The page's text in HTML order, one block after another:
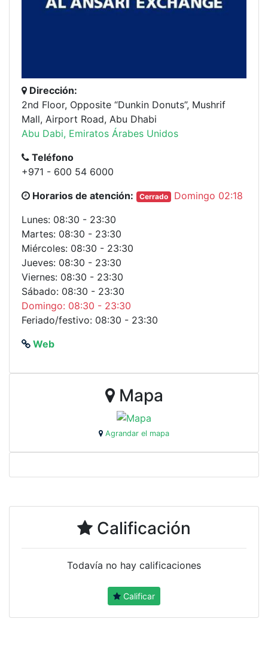
Dirección:
2nd Floor, Opposite “Dunkin Donuts”, Mushrif
Mall, Airport Road, Abu Dhabi
Abu Dabi, Emiratos Árabes Unidos
Teléfono
+971 - 600 54 6000
Horarios de atención:
Cerrado
Domingo 02:18
Lunes: 08:30 - 23:30
Martes: 08:30 - 23:30
Miércoles: 08:30 - 23:30
Jueves: 08:30 - 23:30
Viernes: 08:30 - 23:30
Sábado: 08:30 - 23:30
Domingo: 08:30 - 23:30
Feriado/festivo: 08:30 - 23:30
Web
Mapa
Agrandar el mapa
Calificación
Todavía no hay calificaciones
Calificar